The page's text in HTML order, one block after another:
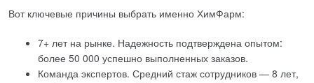
Вот ключевые причины выбрать именно ХимФарм:
7+ лет на рынке. Надежность подтверждена опытом:
более 50 000 успешно выполненных заказов.
Команда экспертов. Средний стаж сотрудников — 8 лет,